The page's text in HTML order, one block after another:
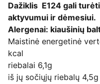
Dažiklis E124 gali
aktyvumui ir dėmesiui.
Alergenai: kiaušinių
Maistinė energetinė
kcal
riebalai 6,1g
iš jų sočiųjų riebalų 4,5g